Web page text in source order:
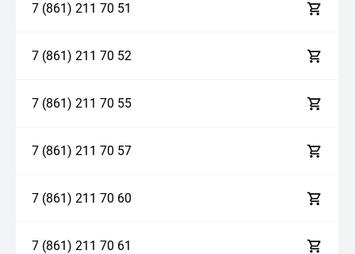
7 (861) 21 1 70 51
7 (861) 21 1 70 52
7 (861) 21 1 70 55
7 (861) 21 1 70 57
7 (861) 21 1 70 60
7 (861) 21 1 70 61